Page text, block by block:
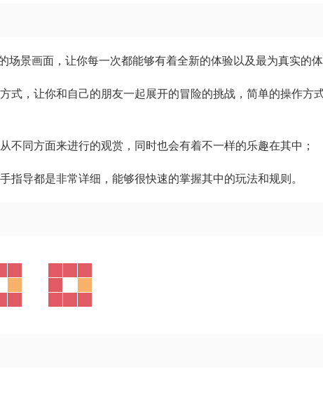
场景画面，让你每一次都能够有着全新的体验以及最为真实的体
式，让你和自己的朋友一起展开的冒险的挑战，简单的操作方
不同方面来进行的观赏，同时也会有着不一样的乐趣在其中；
指导都是非常详细，能够很快速的掌握其中的玩法和规则。